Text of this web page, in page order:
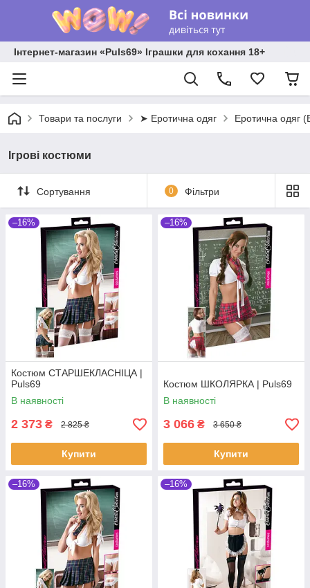
Інтернет-магазин «Puls69» Іграшки для кохання 18+
Товари та послуги ➤ Еротична одяг Еротична одяг
Ігрові костюми
Сортування 0 Фільтри
–16%
Костюм СТАРШЕКЛАСНІЦА |
Puls69
В наявності
2 373 ₴ 2 825 ₴
Купити
–16%
Костюм ШКОЛЯРКА | Puls69
В наявності
3 066 ₴ 3 650 ₴
Купити
–16% –16%